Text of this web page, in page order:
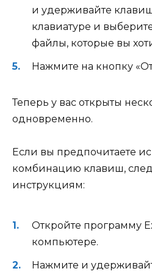
и удерживайте
клавиатуре и
файлы, которые вы
Нажмите на кнопку
Теперь у вас открыты
одновременно.
Если вы предпочитаете
комбинацию клавиш,
инструкциям:
Откройте программу
компьютере.
Нажмите и